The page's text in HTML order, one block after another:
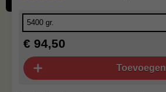
€ 94,50
Toevoegen